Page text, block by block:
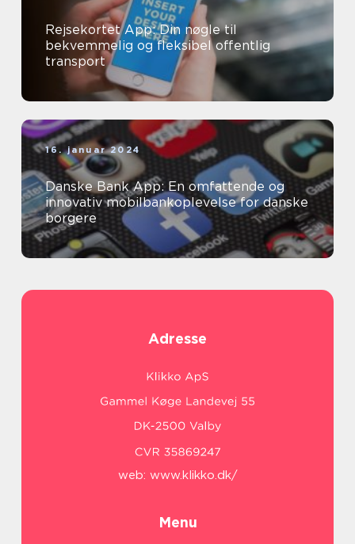
Rejsekortet App: Din nøgle til
bekvemmelig og fleksibel offentlig
transport
16. januar 2024
Danske Bank App: En omfattende og
innovativ mobilbankoplevelse for danske
borgere
Adresse
web: www.klikko.dk/
Menu